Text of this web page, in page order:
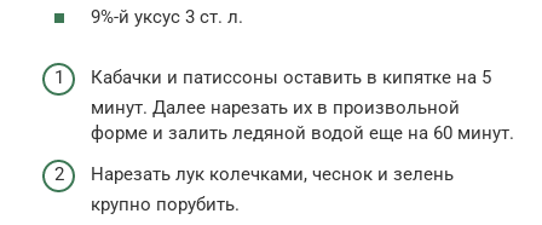
9%-й уксус 3 ст. л.
Кабачки и патиссоны оставить в кипятке на 5
минут. Далее нарезать их в произвольной
форме и залить ледяной водой еще на 60 минут.
Нарезать лук колечками, чеснок и зелень
крупно порубить.